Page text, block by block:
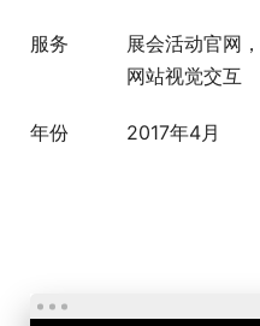
服务
展会活动官网
网站视觉交互
年份 2017年4月